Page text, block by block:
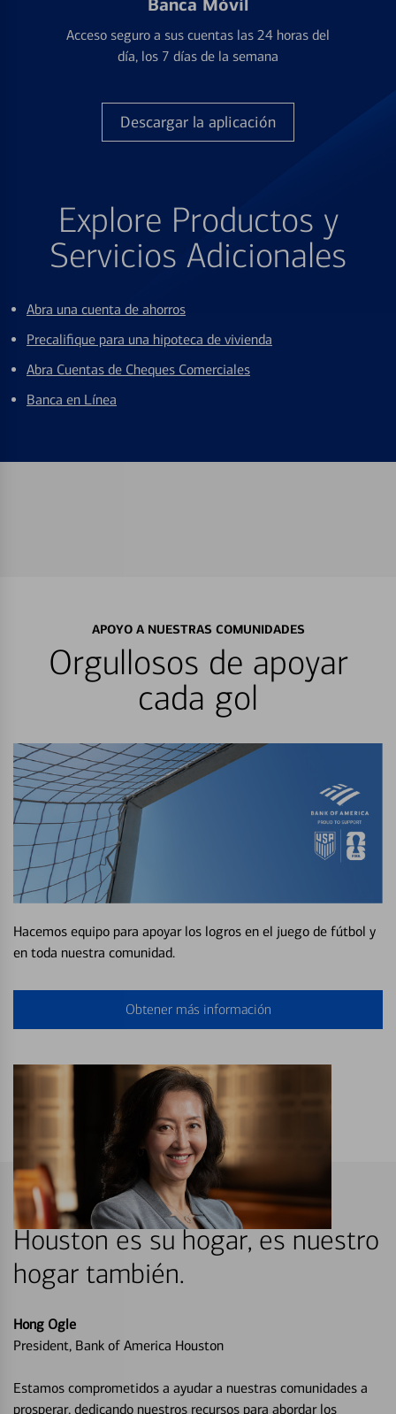
Banca Móvil
Acceso seguro a sus cuentas las 24 horas del
día, los 7 días de la semana
Descargar la aplicación
Explore Productos y
Servicios Adicionales
Abra una cuenta de ahorros
Precalifique para una hipoteca de vivienda
Abra Cuentas de Cheques Comerciales
Banca en Línea
APOYO A NUESTRAS COMUNIDADES
Orgullosos de apoyar
cada gol
Hacemos equipo para apoyar los logros en el juego de fútbol y
en toda nuestra comunidad.
Obtener más información
Houston es su hogar, es nuestro
hogar también.
Hong Ogle
President, Bank of America Houston
Estamos comprometidos a ayudar a nuestras comunidades a
prosperar, dedicando nuestros recursos para abordar los